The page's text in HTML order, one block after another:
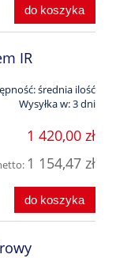
do koszyka
IR
średnia ilość
Wysyłka w:3 dni
1 420,00 zł
1 154,47 zł
do koszyka